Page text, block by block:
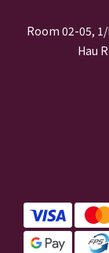
Room 02-05,
Hau